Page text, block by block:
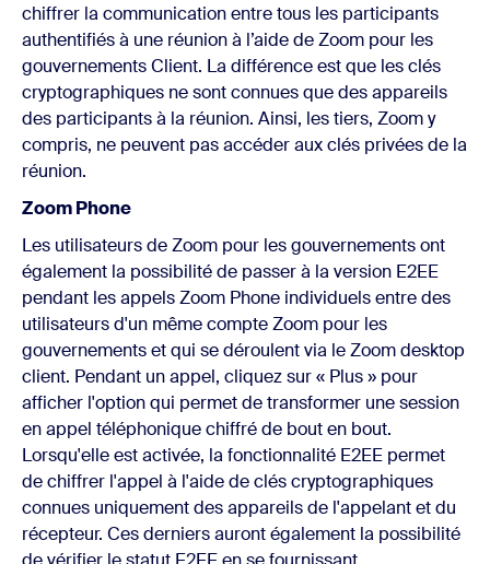
chiffrer la communication entre tous les participants
authentifiés à une réunion à l’aide de Zoom pour les
gouvernements Client. La différence est que les clés
cryptographiques ne sont connues que des appareils
des participants à la réunion. Ainsi, les tiers, Zoom y
compris, ne peuvent pas accéder aux clés privées de la
réunion.
Zoom Phone
Les utilisateurs de Zoom pour les gouvernements ont
également la possibilité de passer à la version E2EE
pendant les appels Zoom Phone individuels entre des
utilisateurs d'un même compte Zoom pour les
gouvernements et qui se déroulent via le Zoom desktop
client. Pendant un appel, cliquez sur « Plus » pour
afficher l'option qui permet de transformer une session
en appel téléphonique chiffré de bout en bout.
Lorsqu'elle est activée, la fonctionnalité E2EE permet
de chiffrer l'appel à l'aide de clés cryptographiques
connues uniquement des appareils de l'appelant et du
récepteur. Ces derniers auront également la possibilité